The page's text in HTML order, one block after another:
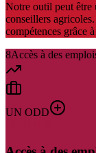
Notre outil peut être
conseillers
compétences grâce
8Accès à des
UN ODD